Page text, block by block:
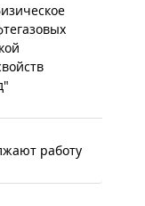
работу